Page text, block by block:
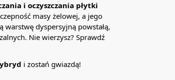
i oczyszczania płytki
masy żelowej, a jego
dyspersyjną powstałą,
Nie wierzysz? Sprawdź
i zostań gwiazdą!